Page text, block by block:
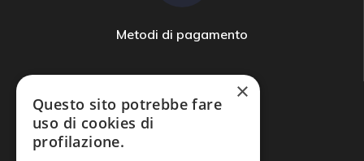
Metodi di pagamento
×
Questo sito potrebbe fare
uso di cookies di
profilazione.